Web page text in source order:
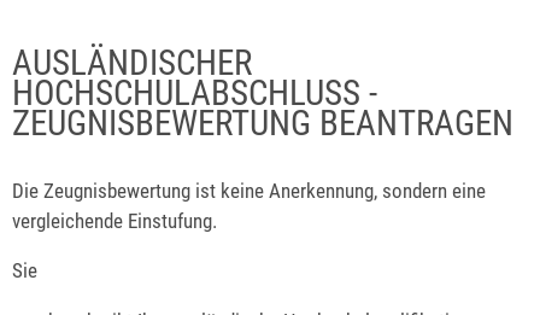
AUSLÄNDISCHER
HOCHSCHULABSCHLUSS -
ZEUGNISBEWERTUNG BEANTRAGEN
Die Zeugnisbewertung ist keine Anerkennung, sondern eine
vergleichende Einstufung.
Sie